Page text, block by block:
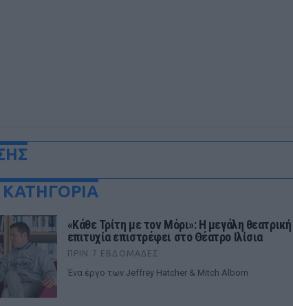
ΚΑΤΗΓΟΡΙΑ
«Κάθε Τρίτη με τον Μόρι»: Η μεγάλη θεατρική
επιτυχία επιστρέφει στο Θέατρο Ιλίσια
ΠΡΙΝ 7 ΕΒΔΟΜΆΔΕΣ
Ένα έργο των Jeffrey Hatcher & Mitch Albom